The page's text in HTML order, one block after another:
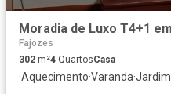
Fajozes
302 m²4 QuartosCasa
·Aquecimento·Varanda·Jardim